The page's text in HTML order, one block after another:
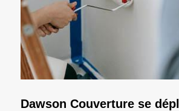
Dawson Couverture se